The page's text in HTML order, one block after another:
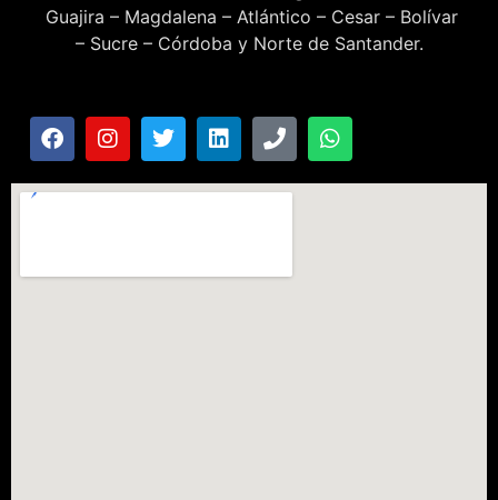
Guajira – Magdalena – Atlántico – Cesar – Bolívar
– Sucre – Córdoba y Norte de Santander.